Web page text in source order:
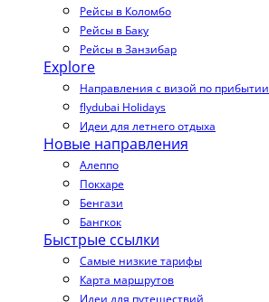
Рейсы в Коломбо
Рейсы в Баку
Рейсы в Занзибар
Explore
Направления с визой по прибытии
flydubai Holidays
Идеи для летнего отдыха
Новые направления
Алеппо
Покхаре
Бенгази
Бангкок
Быстрые ссылки
Самые низкие тарифы
Карта маршрутов
Идеи для путешествий